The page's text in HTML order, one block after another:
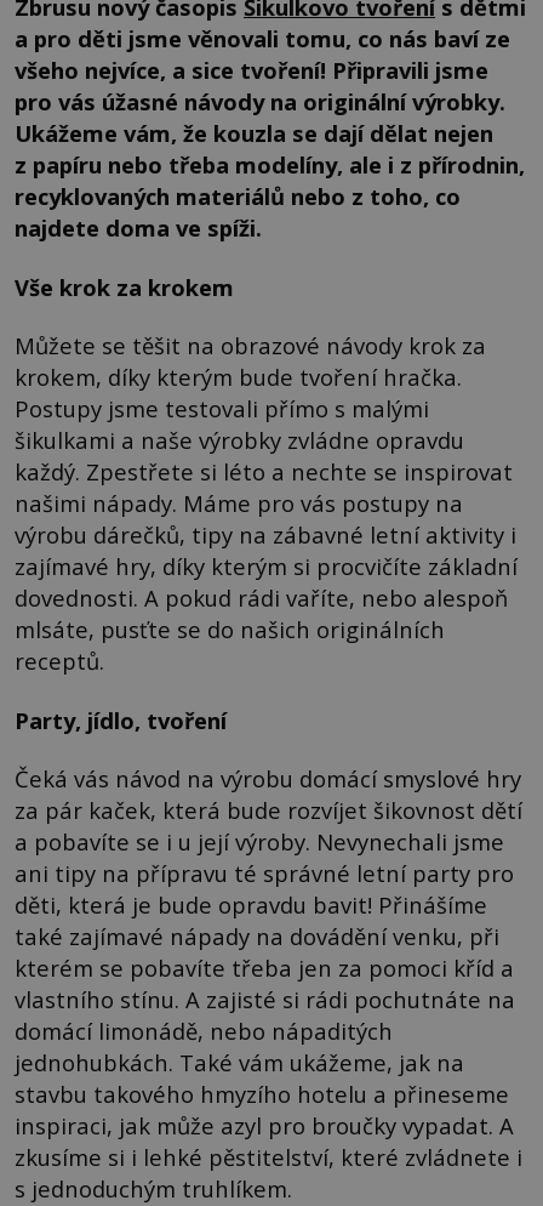
Zbrusu nový časopis Šikulkovo tvořenís dětmi
a pro děti jsme věnovali tomu, co nás baví ze
všeho nejvíce, a sice tvoření! Připravili jsme
pro vás úžasné návody na originální výrobky.
Ukážeme vám, že kouzla se dají dělat nejen
z papíru nebo třeba modelíny, ale i z přírodnin,
recyklovaných materiálů nebo z toho, co
najdete doma ve spíži.
Vše krok za krokem
Můžete se těšit na obrazové návody krok za
krokem, díky kterým bude tvoření hračka.
Postupy jsme testovali přímo s malými
šikulkami a naše výrobky zvládne opravdu
každý. Zpestřete si léto a nechte se inspirovat
našimi nápady. Máme pro vás postupy na
výrobu dárečků, tipy na zábavné letní aktivity i
zajímavé hry, díky kterým si procvičíte základní
dovednosti. A pokud rádi vaříte, nebo alespoň
mlsáte, pusťte se do našich originálních
receptů.
Party, jídlo, tvoření
Čeká vás návod na výrobu domácí smyslové hry
za pár kaček, která bude rozvíjet šikovnost dětí
a pobavíte se i u její výroby. Nevynechali jsme
ani tipy na přípravu té správné letní party pro
děti, která je bude opravdu bavit! Přinášíme
také zajímavé nápady na dovádění venku, při
kterém se pobavíte třeba jen za pomoci kříd a
vlastního stínu. A zajisté si rádi pochutnáte na
domácí limonádě, nebo nápaditých
jednohubkách. Také vám ukážeme, jak na
stavbu takového hmyzího hotelu a přineseme
inspiraci, jak může azyl pro broučky vypadat. A
zkusíme si i lehké pěstitelství, které zvládnete i
s jednoduchým truhlíkem.